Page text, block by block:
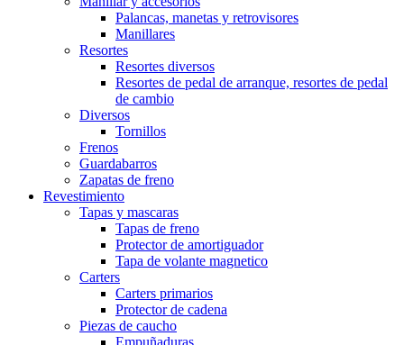
Palancas, manetas y retrovisores
Manillares
Resortes
Resortes diversos
Resortes de pedal de arranque, resortes de pedal
de cambio
Diversos
Tornillos
Frenos
Guardabarros
Zapatas de freno
Revestimiento
Tapas y mascaras
Tapas de freno
Protector de amortiguador
Tapa de volante magnetico
Carters
Carters primarios
Protector de cadena
Piezas de caucho